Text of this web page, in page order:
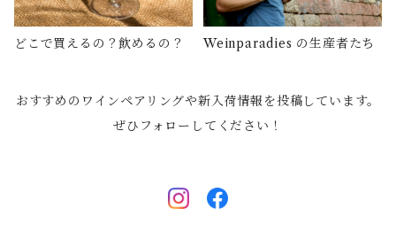
ヨーゼフ・エーモーサー
ヨーゼフ・ピンペル
どこで買えるの？飲めるの？ Weinparadies の生産者たち
おすすめのワインペアリングや新入荷情報を投稿しています。
ぜひフォローしてください！